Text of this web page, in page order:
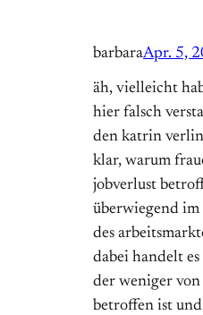
barbaraApr. 5,
äh, vielleicht
hier falsch
den katrin
klar, warum
jobverlust
überwiegend
des
dabei handelt
der weniger
betroffen ist